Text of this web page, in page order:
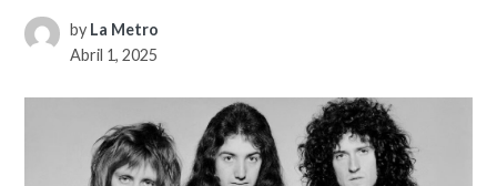
by La Metro
Abril 1, 2025